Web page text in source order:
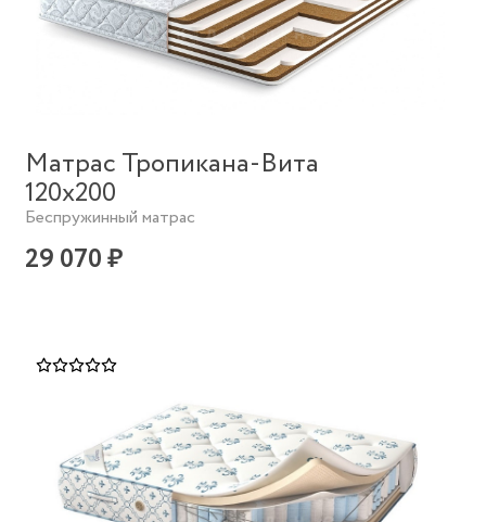
Матрас Тропикана-Вита
120х200
Беспружинный матрас
29 070 ₽